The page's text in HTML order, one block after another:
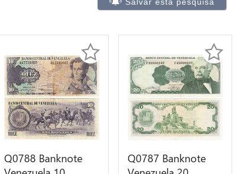
Q0788 Banknote
Q0787 Banknote